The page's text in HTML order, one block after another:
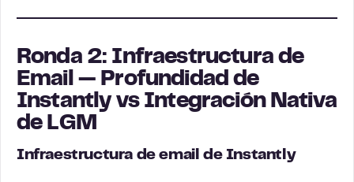
Ronda 2: Infraestructura de
Email — Profundidad de
Instantly vs Integración Nativa
de LGM
Infraestructura de email de Instantly